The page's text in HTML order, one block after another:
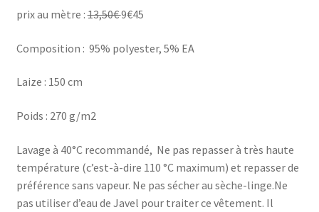
prix au mètre :13,50€9€45
Composition : 95% polyester, 5% EA
Laize : 150 cm
Poids : 270 g/m2
Lavage à 40°C recommandé, Ne pas repasser à très haute
température (c’est-à-dire 110 °C maximum) et repasser de
préférence sans vapeur. Ne pas sécher au sèche-linge.Ne
pas utiliser d’eau de Javel pour traiter ce vêtement. Il